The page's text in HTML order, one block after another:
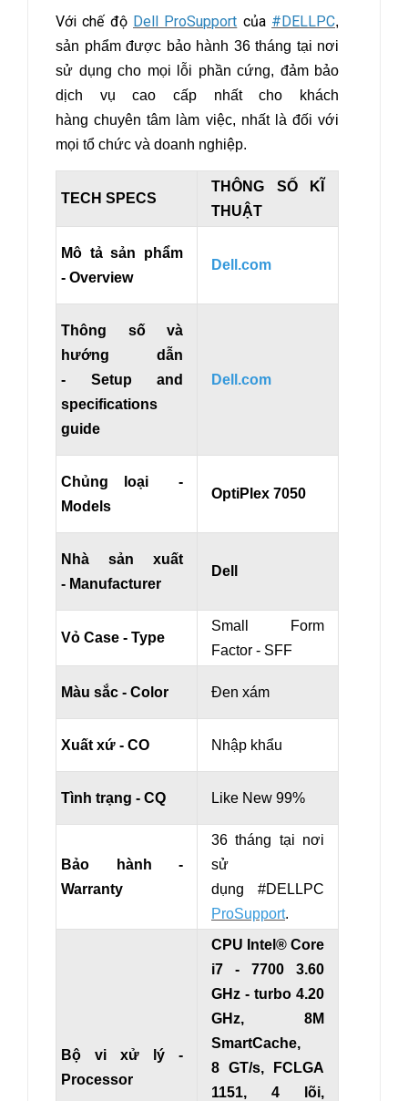
Với chế độ Dell ProSupport của #DELLPC,
sản phẩm được bảo hành 36 tháng tại nơi
sử dụng cho mọi lỗi phần cứng, đảm bảo
dịch vụ cao cấp nhất cho khách
hàng chuyên tâm làm việc, nhất là đối với
mọi tổ chức và doanh nghiệp.
TECH SPECS
THÔNG SỐ KĨ
THUẬT
Mô tả sản phẩm
- Overview
Dell.com
Thông số và
hướng dẫn
- Setup and
specifications
guide
Dell.com
Chủng loại -
Models
OptiPlex 7050
Nhà sản xuất
- Manufacturer
Dell
Vỏ Case - Type
Small Form
Factor - SFF
Màu sắc - Color Đen xám
Xuất xứ - CO Nhập khẩu
Tình trạng - CQ Like New 99%
Bảo hành -
Warranty
36 tháng tại nơi
sử
dụng #DELLPC
ProSupport.
Bộ vi xử lý -
Processor
CPU Intel® Core
i7 - 7700 3.60
GHz - turbo 4.20
GHz, 8M
SmartCache,
8 GT/s, FCLGA
1151, 4 lõi,